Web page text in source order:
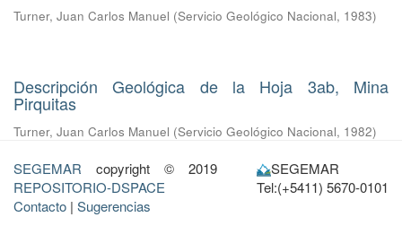
Turner, Juan Carlos Manuel (Servicio Geológico Nacional, 1983)
Descripción Geológica de la Hoja 3ab, Mina
Pirquitas
Turner, Juan Carlos Manuel (Servicio Geológico Nacional, 1982)
SEGEMAR copyright © 2019
REPOSITORIO-DSPACE
Contacto | Sugerencias
SEGEMAR
Tel:(+5411) 5670-0101